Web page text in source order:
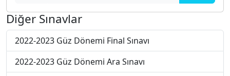
Diğer Sınavlar
2022-2023 Güz Dönemi Final Sınavı
2022-2023 Güz Dönemi Ara Sınavı